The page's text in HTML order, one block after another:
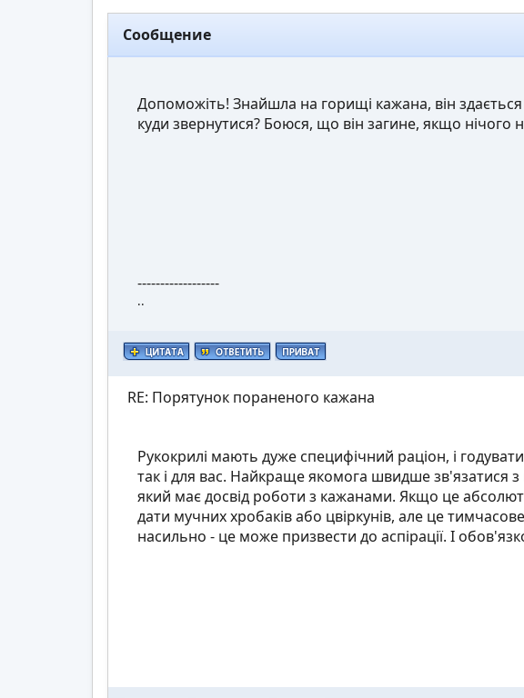
Сообщение
Допоможіть! Знайшла на горищі кажана, він
куди звернутися? Боюся, що він загине, якщо нічого
------------------
..
RE: Порятунок пораненого кажана
Рукокрилі мають дуже специфічний раціон, і
так і для вас. Найкраще якомога швидше зв'язатися
який має досвід роботи з кажанами. Якщо це
дати мучних хробаків або цвіркунів, але це
насильно - це може призвести до аспірації. І